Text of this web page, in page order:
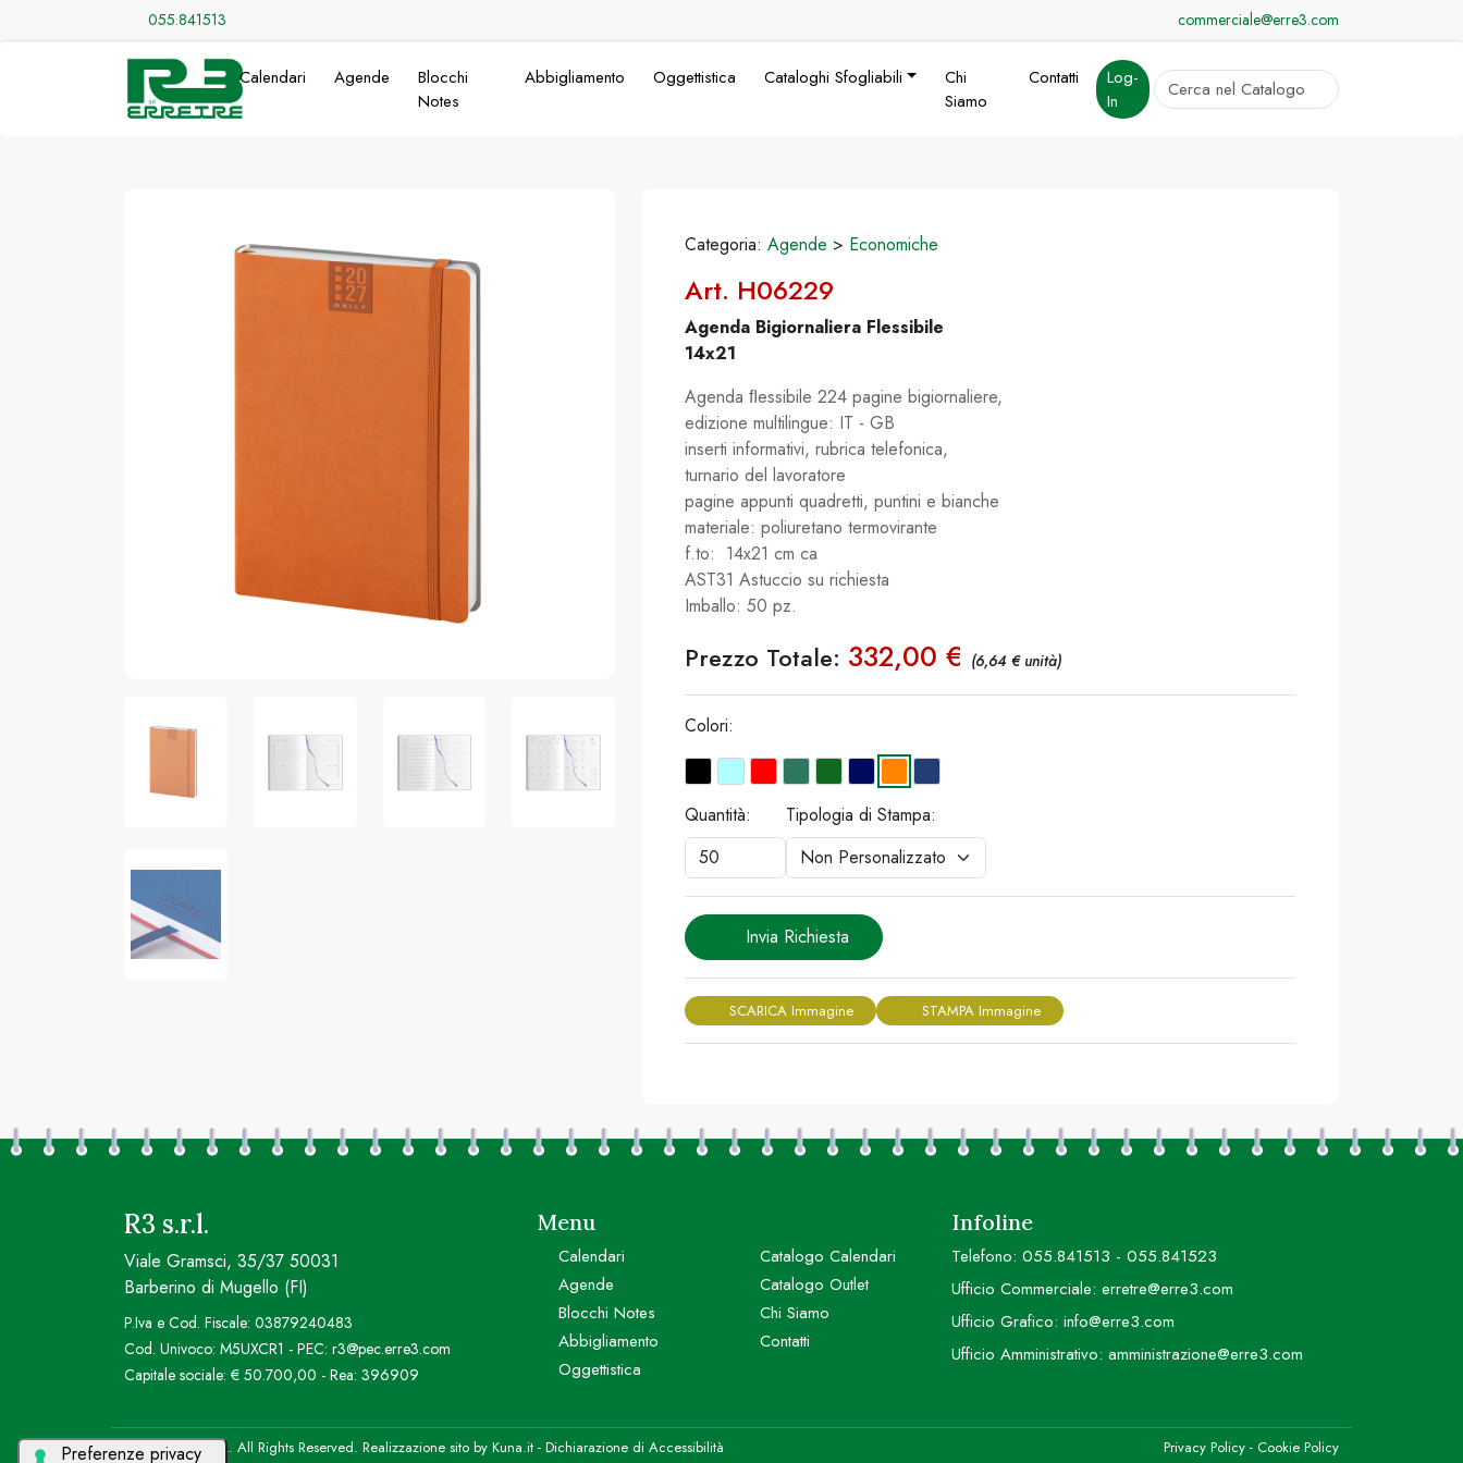
055.841513 commerciale@erre3.com
Calendari Agende
Blocchi
Notes
Abbigliamento Oggettistica Cataloghi Sfogliabili
Chi
Siamo
Contatti
Log-
In
cerca
Categoria: Agende > Economiche
Art. H06229
Agenda Bigiornaliera Flessibile
14x21
Agenda ﬂessibile 224 pagine bigiornaliere,
edizione multilingue: IT - GB
inserti informativi, rubrica telefonica,
turnario del lavoratore
pagine appunti quadretti, puntini e bianche
materiale: poliuretano termovirante
f.to: 14x21 cm ca
AST31 Astuccio su richiesta
Imballo: 50 pz.
Prezzo Totale: 332,00 € (6,64 € unità)
Colori:
Quantità: Tipologia di Stampa:
Invia Richiesta
SCARICA Immagine STAMPA Immagine
R3 s.r.l.
Viale Gramsci, 35/37 50031
Barberino di Mugello (FI)
P.Iva e Cod. Fiscale: 03879240483
Cod. Univoco: M5UXCR1 - PEC: r3@pec.erre3.com
Capitale sociale: € 50.700,00 - Rea: 396909
Menu
Calendari
Agende
Blocchi Notes
Abbigliamento
Oggettistica
Catalogo Calendari
Catalogo Outlet
Chi Siamo
Contatti
Infoline
Telefono: 055.841513 - 055.841523
Ufficio Commerciale: erretre@erre3.com
Ufficio Grafico: info@erre3.com
Ufficio Amministrativo: amministrazione@erre3.com
© 2026 R3 S.R.L. All Rights Reserved. Realizzazione sito by Kuna.it - Dichiarazione di Accessibilità Privacy Policy - Cookie Policy